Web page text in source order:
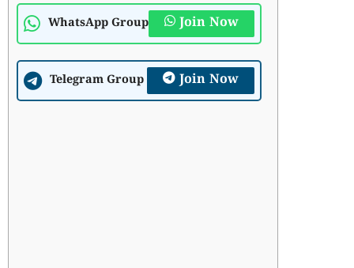
WhatsApp Group Join Now
Telegram Group Join Now